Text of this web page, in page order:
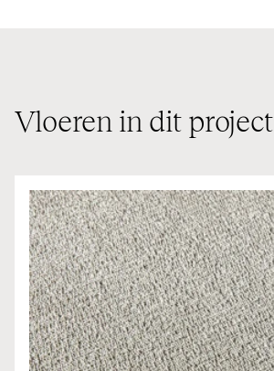
Vloeren in dit project